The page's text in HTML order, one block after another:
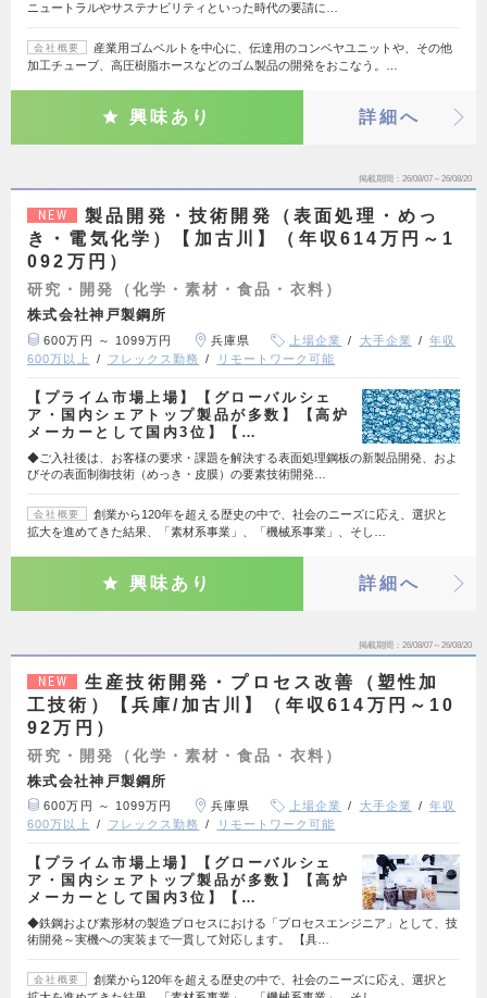
ニュートラルやサステナビリティといった時代の要請に…
会社概要
産業用ゴムベルトを中心に、伝達用のコンベヤユニットや、その他
加工チューブ、高圧樹脂ホースなどのゴム製品の開発をおこなう。…
興味あり 詳細へ
掲載期間 26/08/07～26/08/20
NEW
製品開発・技術開発（表面処理・めっ
き・電気化学）【加古川】（年収614万円～1
092万円）
研究・開発（化学・素材・食品・衣料）
株式会社神戸製鋼所
600万円 ～ 1099万円 兵庫県 上場企業 大手企業
年収
600万以上
フレックス勤務 リモートワーク可能
【プライム市場上場】【グローバルシェ
ア・国内シェアトップ製品が多数】【高炉
メーカーとして国内3位】【…
◆ご入社後は、お客様の要求・課題を解決する表面処理鋼板の新製品開発、およ
びその表面制御技術（めっき・皮膜）の要素技術開発…
会社概要
創業から120年を超える歴史の中で、社会のニーズに応え、選択と
拡大を進めてきた結果、「素材系事業」、「機械系事業」、そし…
興味あり 詳細へ
掲載期間 26/08/07～26/08/20
NEW
生産技術開発・プロセス改善（塑性加
工技術）【兵庫/加古川】（年収614万円～10
92万円）
研究・開発（化学・素材・食品・衣料）
株式会社神戸製鋼所
600万円 ～ 1099万円 兵庫県 上場企業 大手企業
年収
600万以上
フレックス勤務 リモートワーク可能
【プライム市場上場】【グローバルシェ
ア・国内シェアトップ製品が多数】【高炉
メーカーとして国内3位】【…
◆鉄鋼および素形材の製造プロセスにおける「プロセスエンジニア」として、技
術開発～実機への実装まで一貫して対応します。 【具…
会社概要
創業から120年を超える歴史の中で、社会のニーズに応え、選択と